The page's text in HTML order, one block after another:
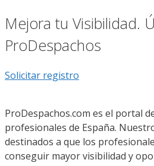
Mejora tu Visibilidad.
ProDespachos
Solicitar registro
ProDespachos.com es el portal
profesionales de España.
destinados a que los
conseguir mayor visibilidad y